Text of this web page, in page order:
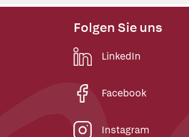
Folgen Sie uns
LinkedIn
Facebook
Instagram